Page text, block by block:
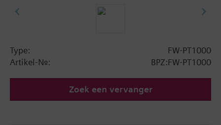
Type:
FW-PT1000
Artikel-Nr.:
BPZ:FW-PT1000
Zoek een vervanger